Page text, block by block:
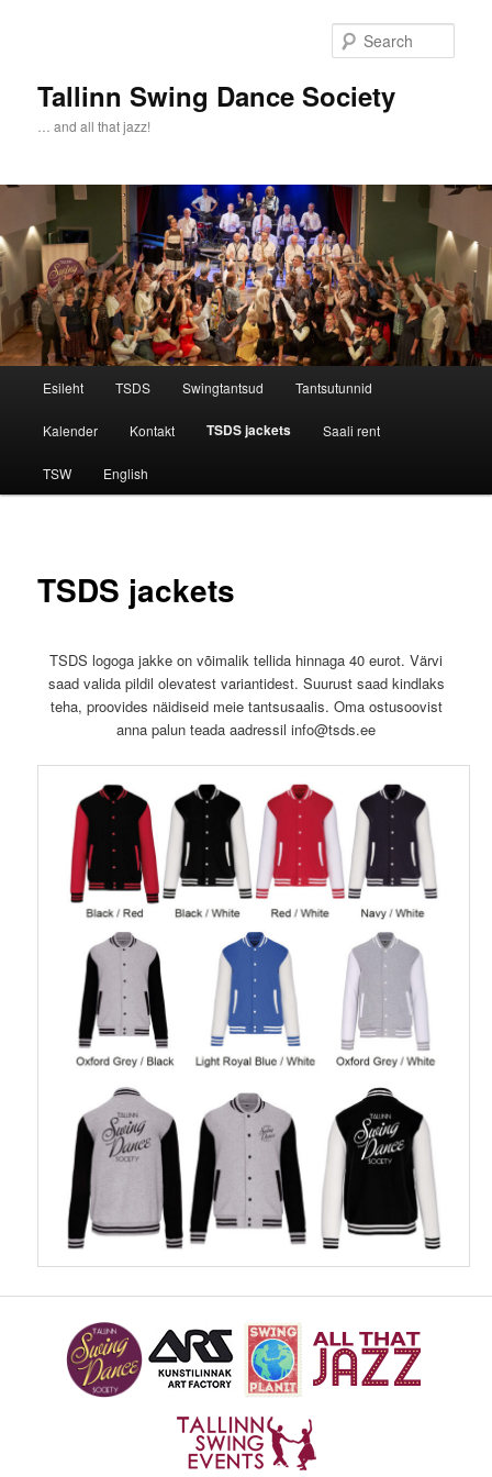
Tallinn Swing Dance Society
… and all that jazz!
Skip to primary content
Skip to secondary content
Esileht TSDS Swingtantsud Tantsutunnid
Kalender Kontakt TSDS jackets Saali rent
TSW English
TSDS jackets
TSDS logoga jakke on võimalik tellida hinnaga 40 eurot. Värvi
saad valida pildil olevatest variantidest. Suurust saad kindlaks
teha, proovides näidiseid meie tantsusaalis. Oma ostusoovist
anna palun teada aadressil info@tsds.ee